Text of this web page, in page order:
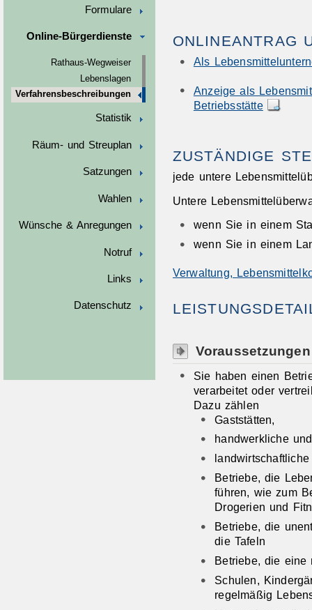
Formulare
Online-Bürgerdienste
Rathaus-Wegweiser
Lebenslagen
Verfahrensbeschreibungen
Statistik
Räum- und Streuplan
Satzungen
Wahlen
Wünsche & Anregungen
Notruf
Links
Datenschutz
ONLINEANTRAG
Als
Anzeige als
Betriebsstätte
ZUSTÄNDIGE
jede untere
Untere
wenn Sie in einem
wenn Sie in einem
Verwaltung,
Voraussetzungen
Sie haben einen
verarbeitet oder
Dazu zählen
Gaststätten,
handwerkliche
Betriebe, die
führen, wie zum
Drogerien und
Betriebe, die
die Tafeln
Betriebe, die eine
Schulen,
regelmäßig